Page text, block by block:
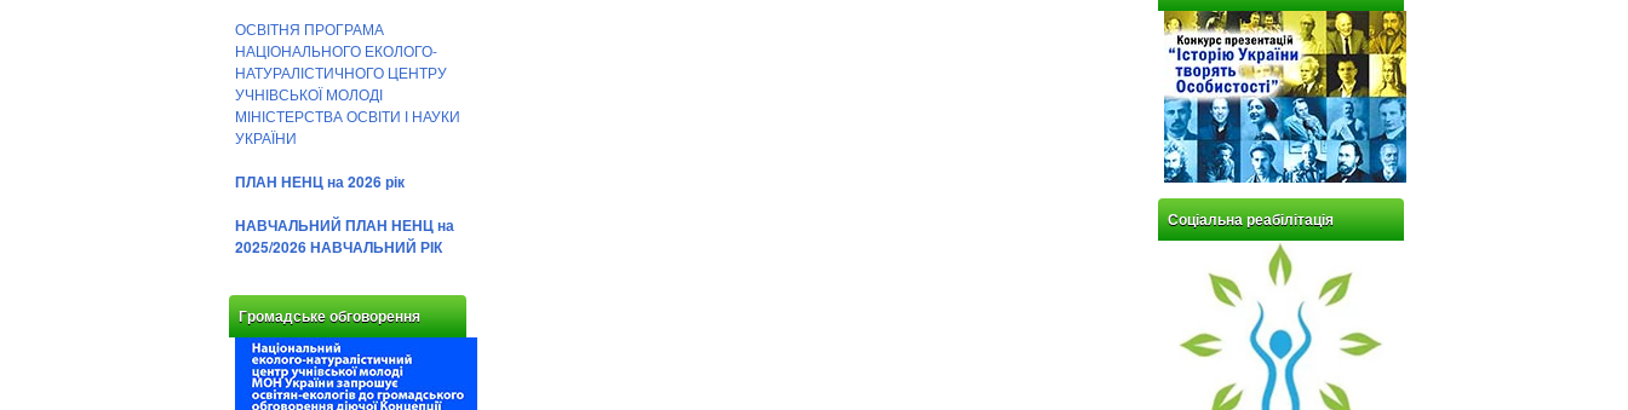
ОСВІТНЯ ПРОГРАМА
НАЦІОНАЛЬНОГО ЕКОЛОГО-
НАТУРАЛІСТИЧНОГО ЦЕНТРУ
УЧНІВСЬКОЇ МОЛОДІ
МІНІСТЕРСТВА ОСВІТИ І НАУКИ
УКРАЇНИ
ПЛАН НЕНЦ на 2026 рік
НАВЧАЛЬНИЙ ПЛАН НЕНЦ на
2025/2026 НАВЧАЛЬНИЙ РІК
Громадське обговорення
Соціальна реабілітація